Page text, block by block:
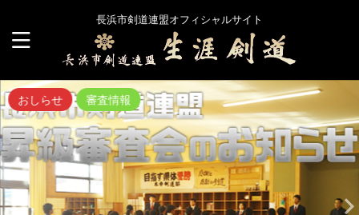
長浜市剣道連盟オフィシャルサイト
おしらせ 審査情報